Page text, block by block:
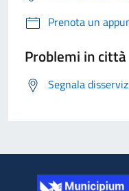
Prenota un
Problemi in città
Segnala